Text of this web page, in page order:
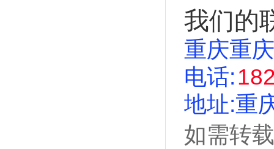
我们的
重庆重
电话:
地址:重
如需转